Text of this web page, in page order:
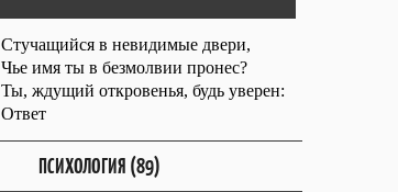
Стучащийся в невидимые двери,
Чье имя ты в безмолвии пронес?
Ты, ждущий откровенья, будь уверен:
Ответ
ПСИХОЛОГИЯ (89)